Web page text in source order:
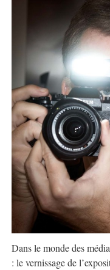
Dans le monde des
: le vernissage de